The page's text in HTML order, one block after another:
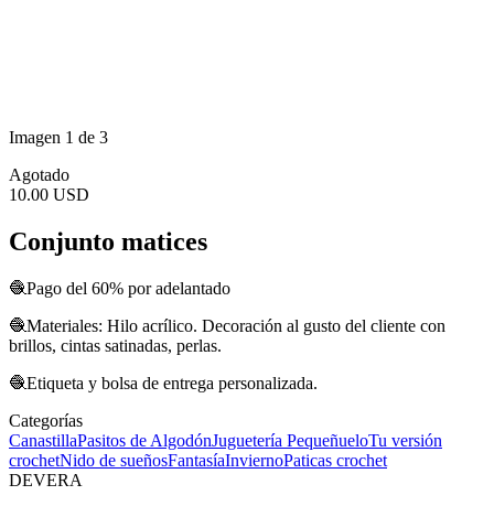
Imagen 1 de 3
Agotado
10.00 USD
Conjunto matices
🧶Pago del 60% por adelantado
🧶Materiales: Hilo acrílico. Decoración al gusto del cliente con
brillos, cintas satinadas, perlas.
🧶Etiqueta y bolsa de entrega personalizada.
Categorías
CanastillaPasitos de AlgodónJuguetería PequeñueloTu versión
crochetNido de sueñosFantasíaInviernoPaticas crochet
DEVERA